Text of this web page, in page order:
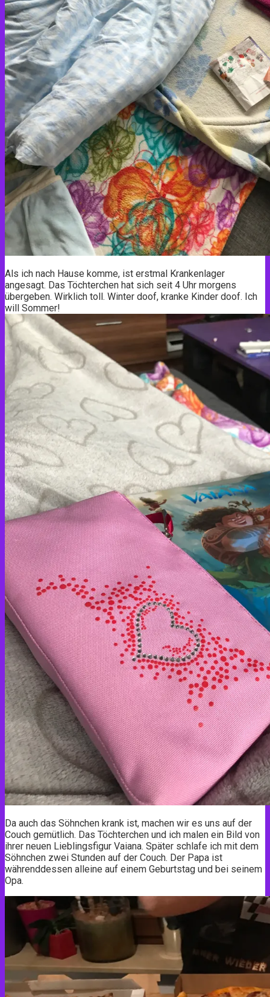
Als ich nach Hause komme, ist erstmal Krankenlager
angesagt. Das Töchterchen hat sich seit 4 Uhr morgens
übergeben. Wirklich toll. Winter doof, kranke Kinder doof. Ich
will Sommer!
Da auch das Söhnchen krank ist, machen wir es uns auf der
Couch gemütlich. Das Töchterchen und ich malen ein Bild von
ihrer neuen Lieblingsfigur Vaiana. Später schlafe ich mit dem
Söhnchen zwei Stunden auf der Couch. Der Papa ist
währenddessen alleine auf einem Geburtstag und bei seinem
Opa.